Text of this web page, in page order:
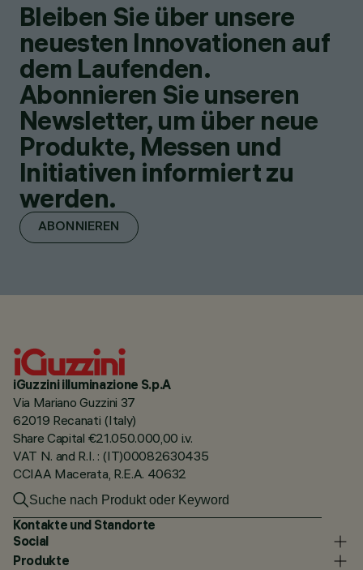
Bleiben Sie über unsere
neuesten Innovationen auf
dem Laufenden.
Abonnieren Sie unseren
Newsletter, um über neue
Produkte, Messen und
Initiativen informiert zu
werden.
ABONNIEREN
iGuzzini illuminazione S.p.A
Via Mariano Guzzini 37
62019 Recanati (Italy)
Share Capital €21.050.000,00 i.v.
VAT N. and R.I. : (IT)00082630435
CCIAA Macerata, R.E.A. 40632
Kontakte und Standorte
Social
Produkte